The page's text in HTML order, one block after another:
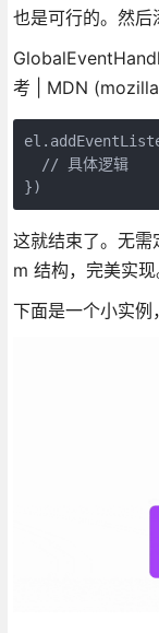
也是可行的。然后
考 | MDN
  // 具体逻辑
})
这就结束了。无
m 结构，完美实现
下面是一个小实例